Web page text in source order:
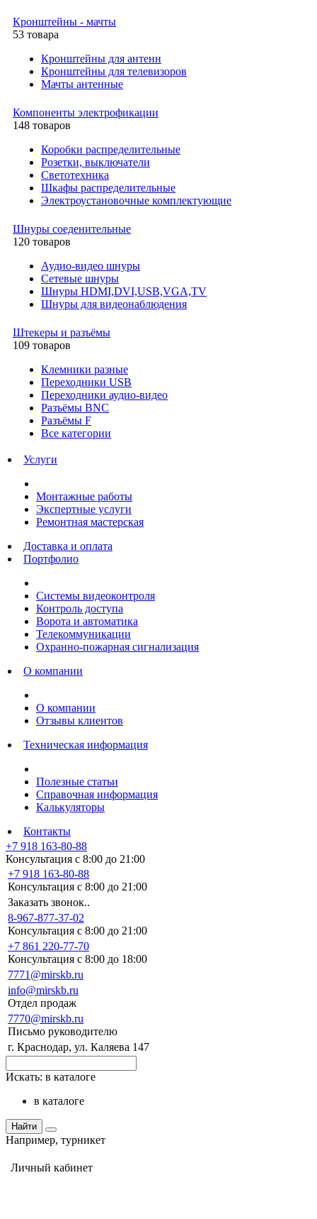
Кронштейны - мачты
53 товара
Кронштейны для антенн
Кронштейны для телевизоров
Мачты антенные
Компоненты электрофикации
148 товаров
Коробки распределительные
Розетки, выключатели
Светотехника
Шкафы распределительные
Электроустановочные комплектующие
Шнуры соеденительные
120 товаров
Аудио-видео шнуры
Сетевые шнуры
Шнуры HDMI,DVI,USB,VGA,TV
Шнуры для видеонаблюдения
Штекеры и разъёмы
109 товаров
Клемники разные
Переходники USB
Переходники аудио-видео
Разъёмы BNC
Разъёмы F
Все категории
Услуги
Монтажные работы
Экспертные услуги
Ремонтная мастерская
Доставка и оплата
Портфолио
Системы видеоконтроля
Контроль доступа
Ворота и автоматика
Телекоммуникации
Охранно-пожарная сигнализация
О компании
О компании
Отзывы клиентов
Техническая информация
Полезные статьи
Справочная информация
Калькуляторы
Контакты
+7 918 163-80-88
Консультация с 8:00 до 21:00
+7 918 163-80-88
Консультация с 8:00 до 21:00
Заказать звонок..
8-967-877-37-02
Консультация с 8:00 до 21:00
+7 861 220-77-70
Консультация с 8:00 до 18:00
7771@mirskb.ru
info@mirskb.ru
Отдел продаж
7770@mirskb.ru
Письмо руководителю
г. Краснодар, ул. Каляева 147
Искать: в каталоге
в каталоге
Найти
Например, турникет
Личный кабинет